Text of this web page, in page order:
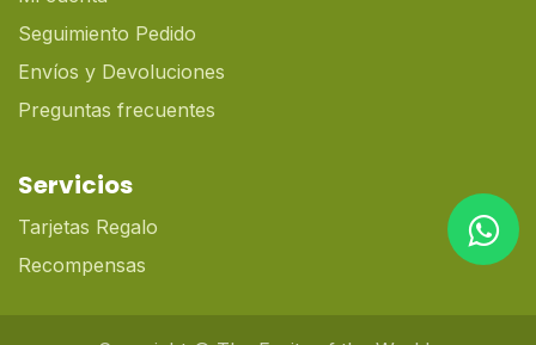
Seguimiento Pedido
Envíos y Devoluciones
Preguntas frecuentes
Servicios
Tarjetas Regalo
Recompensas